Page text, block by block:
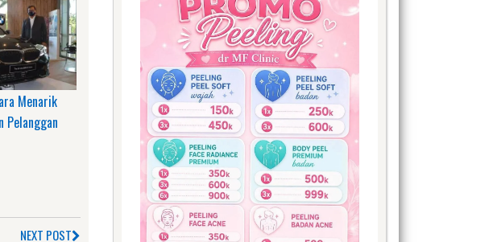
Menarik
Pelanggan
NEXT POST